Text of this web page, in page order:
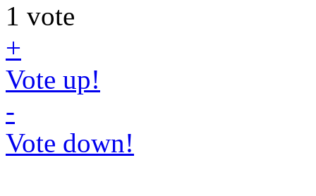
1 vote
+
Vote up!
-
Vote down!